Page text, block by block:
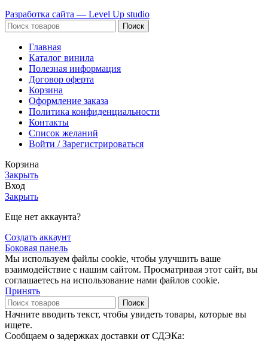
Разработка сайта — Level Up studio
Поиск
Главная
Каталог винила
Полезная информация
Договор оферта
Корзина
Оформление заказа
Политика конфиденциальности
Контакты
Список желаний
Войти / Зарегистрироваться
Корзина
Закрыть
Вход
Закрыть
Еще нет аккаунта?
Создать аккаунт
Боковая панель
Мы используем файлы cookie, чтобы улучшить ваше
взаимодействие с нашим сайтом. Просматривая этот сайт, вы
соглашаетесь на использование нами файлов cookie.
Принять
Поиск
Начните вводить текст, чтобы увидеть товары, которые вы
ищете.
Сообщаем о задержках доставки от СДЭКа: